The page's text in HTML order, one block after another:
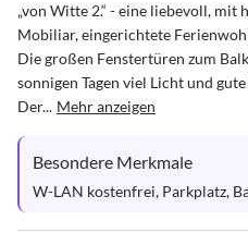
„von Witte 2.“ - eine liebevoll,
Mobiliar, eingerichtete
Die großen Fenstertüren zum
sonnigen Tagen viel Licht und
Der... Mehr anzeigen
Besondere Merkmale
W-LAN kostenfrei, Parkplatz,